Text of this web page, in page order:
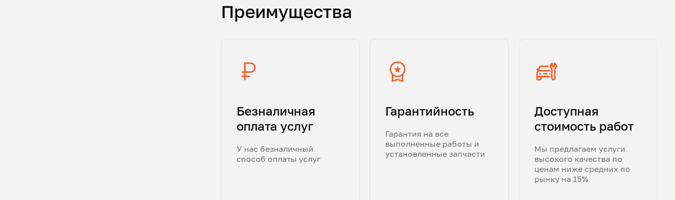
Преимущества
Безналичная
оплата услуг
У нас безналичный
способ оплаты услуг
Гарантийность
Гарантия на все
выполненные работы и
установленные запчасти
Доступная
стоимость работ
Мы предлагаем услуги
высокого качества по
ценам ниже средних по
рынку на 15%